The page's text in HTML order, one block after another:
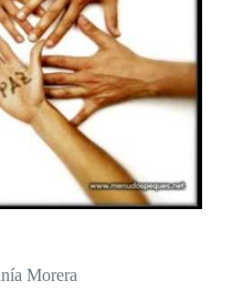
Morera